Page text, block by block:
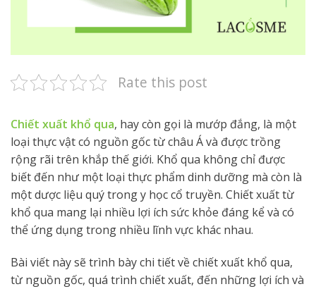
Rate this post
Chiết xuất khổ qua, hay còn gọi là mướp đắng, là một
loại thực vật có nguồn gốc từ châu Á và được trồng
rộng rãi trên khắp thế giới. Khổ qua không chỉ được
biết đến như một loại thực phẩm dinh dưỡng mà còn là
một dược liệu quý trong y học cổ truyền. Chiết xuất từ
khổ qua mang lại nhiều lợi ích sức khỏe đáng kể và có
thể ứng dụng trong nhiều lĩnh vực khác nhau.
Bài viết này sẽ trình bày chi tiết về chiết xuất khổ qua,
từ nguồn gốc, quá trình chiết xuất, đến những lợi ích và